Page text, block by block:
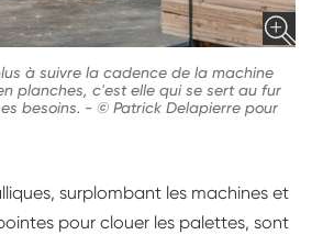
à suivre la cadence de la machine
planches, c'est elle qui se sert au fur
besoins. - © Patrick Delapierre pour
surplombant les machines et
pour clouer les palettes, sont